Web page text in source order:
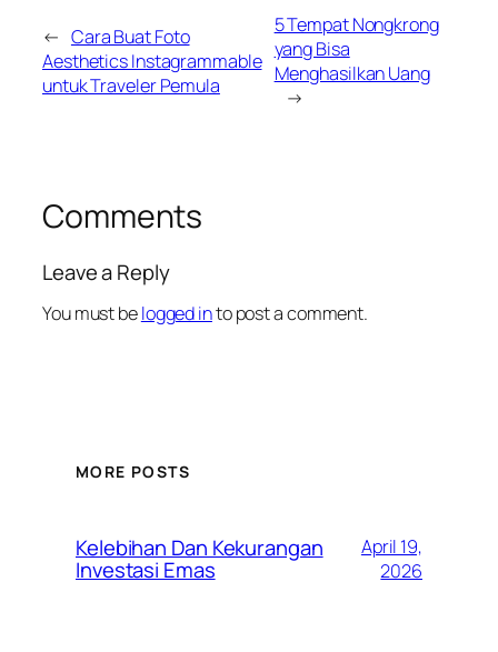
← Cara Buat Foto
Aesthetics Instagrammable
untuk Traveler Pemula
5 Tempat Nongkrong
yang Bisa
Menghasilkan Uang
→
Comments
Leave a Reply
You must belogged into post a comment.
MORE POSTS
Kelebihan Dan Kekurangan
Investasi Emas
April 19,
2026